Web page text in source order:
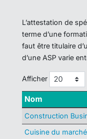
L’attestation de
terme d’une
faut être titulaire
d’une ASP varie
Afficher
Nom
Construction
Cuisine du marché